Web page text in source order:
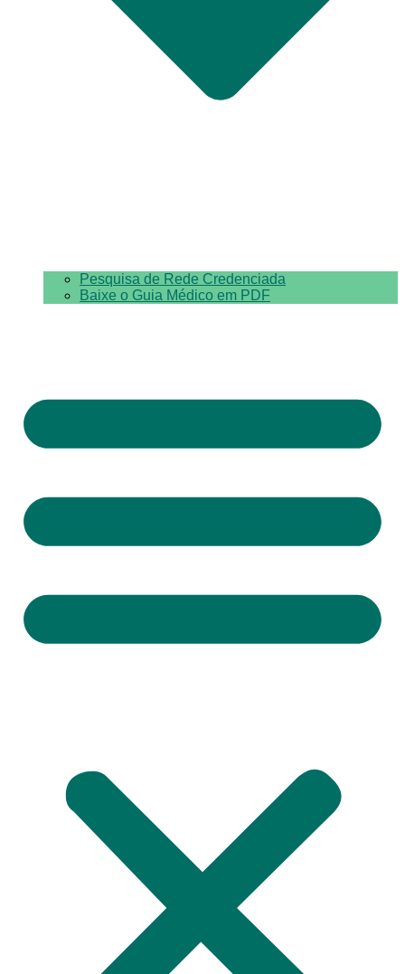
Pesquisa de Rede Credenciada
Baixe o Guia Médico em PDF